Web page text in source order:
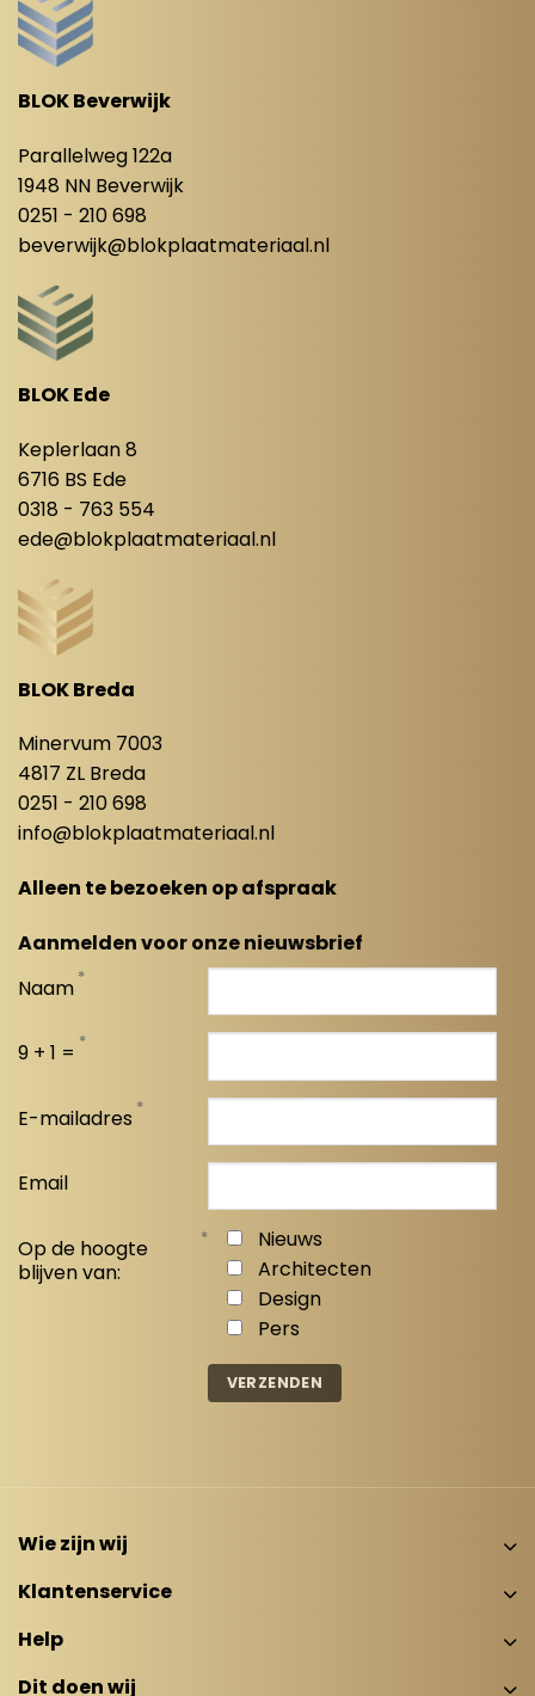
BLOK Beverwijk
Parallelweg 122a
1948 NN Beverwijk
0251 - 210 698
beverwijk@blokplaatmateriaal.nl
BLOK Ede
Keplerlaan 8
6716 BS Ede
0318 - 763 554
ede@blokplaatmateriaal.nl
BLOK Breda
Minervum 7003
4817 ZL Breda
0251 - 210 698
info@blokplaatmateriaal.nl
Alleen te bezoeken op afspraak
Aanmelden voor onze nieuwsbrief
Naam *
9 + 1 = *
E-mailadres *
Email
Op de hoogte
blijven van:
*
Nieuws
Architecten
Design
Pers
Wie zijn wij
Klantenservice
Help
Dit doen wij